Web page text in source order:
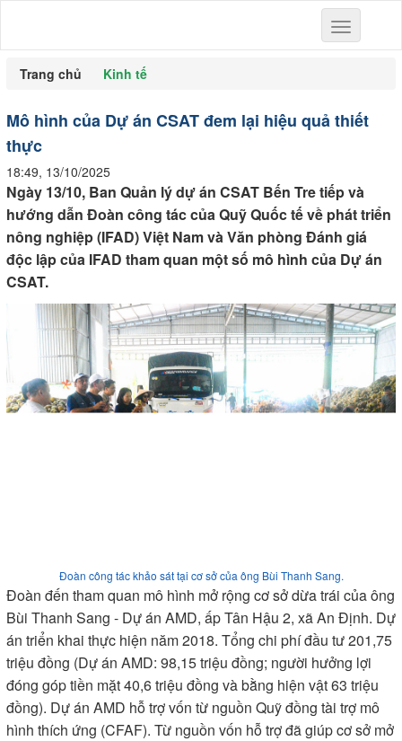
Toggle
navigation
Trang chủ
Kinh tế
Mô hình của Dự án CSAT đem lại hiệu quả thiết
thực
18:49, 13/10/2025
Ngày 13/10, Ban Quản lý dự án CSAT Bến Tre tiếp và
hướng dẫn Đoàn công tác của Quỹ Quốc tế về phát triển
nông nghiệp (IFAD) Việt Nam và Văn phòng Đánh giá
độc lập của IFAD tham quan một số mô hình của Dự án
CSAT.
Đoàn công tác khảo sát tại cơ sở của ông Bùi Thanh Sang.
Đoàn đến tham quan mô hình mở rộng cơ sở dừa trái của ông
Bùi Thanh Sang - Dự án AMD, ấp Tân Hậu 2, xã An Định. Dự
án triển khai thực hiện năm 2018. Tổng chi phí đầu tư 201,75
triệu đồng (Dự án AMD: 98,15 triệu đồng; người hưởng lợi
đóng góp tiền mặt 40,6 triệu đồng và bằng hiện vật 63 triệu
đồng). Dự án AMD hỗ trợ vốn từ nguồn Quỹ đồng tài trợ mô
hình thích ứng (CFAF). Từ nguồn vốn hỗ trợ đã giúp cơ sở mở